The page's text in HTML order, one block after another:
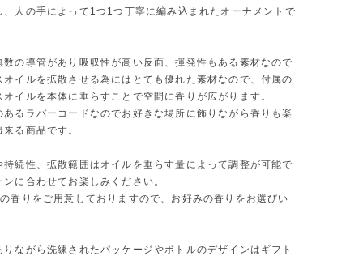
、人の手によって1つ1つ丁寧に編み込まれたオーナメントで
数の導管があり吸収性が高い反面、揮発性もある素材なので
オイルを拡散させる為にはとても優れた素材なので、付属の
オイルを本体に垂らすことで空間に香りが広がります。
あるラバーコードなのでお好きな場所に飾りながら香りも楽
る商品です。
持続性、拡散範囲はオイルを垂らす量によって調整が可能で
に合わせてお楽しみください。
香りをご用意しておりますので、お好みの香りをお選びい
りながら洗練されたパッケージやボトルのデザインはギフト